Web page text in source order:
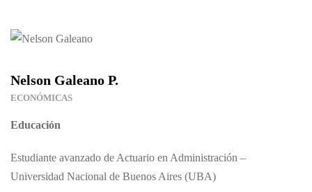
Nelson Galeano P.
ECONÓMICAS
Educación
Estudiante avanzado de Actuario en Administración –
Universidad Nacional de Buenos Aires (UBA)